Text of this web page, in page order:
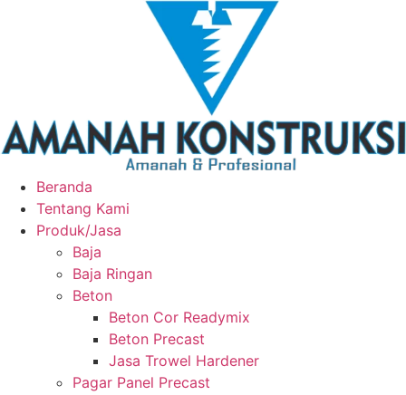
Beranda
Tentang Kami
Produk/Jasa
Baja
Baja Ringan
Beton
Beton Cor Readymix
Beton Precast
Jasa Trowel Hardener
Pagar Panel Precast